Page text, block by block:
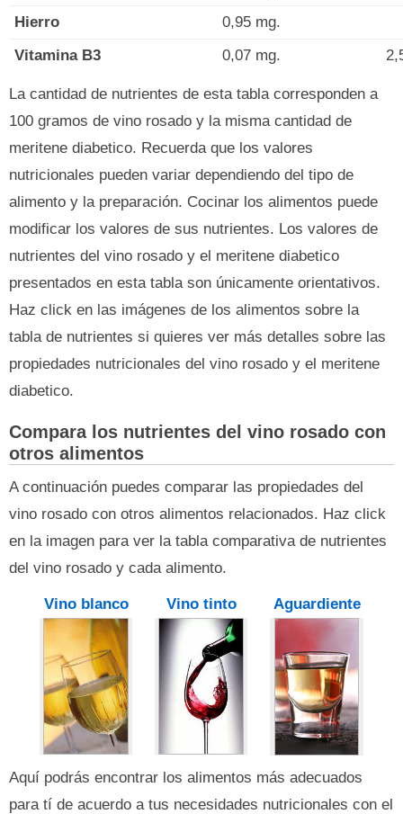
Hierro
0,95 mg.
Vitamina B3
0,07 mg.
La cantidad de nutrientes de esta tabla corresponden a
100 gramos de vino rosado y la misma cantidad de
meritene diabetico. Recuerda que los valores
nutricionales pueden variar dependiendo del tipo de
alimento y la preparación. Cocinar los alimentos puede
modificar los valores de sus nutrientes. Los valores de
nutrientes del vino rosado y el meritene diabetico
presentados en esta tabla son únicamente orientativos.
Haz click en las imágenes de los alimentos sobre la
tabla de nutrientes si quieres ver más detalles sobre las
propiedades nutricionales del vino rosado y el meritene
diabetico.
Compara los nutrientes del vino rosado con
otros alimentos
A continuación puedes comparar las propiedades del
vino rosado con otros alimentos relacionados. Haz click
en la imagen para ver la tabla comparativa de nutrientes
del vino rosado y cada alimento.
Vino blanco Vino tinto Aguardiente
Aquí podrás encontrar los alimentos más adecuados
para tí de acuerdo a tus necesidades nutricionales con el